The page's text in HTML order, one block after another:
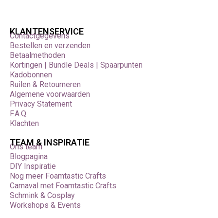
KLANTENSERVICE
Contactgegevens
Bestellen en verzenden
Betaalmethoden
Kortingen | Bundle Deals | Spaarpunten
Kadobonnen
Ruilen & Retourneren
Algemene voorwaarden
Privacy Statement
F.A.Q.
Klachten
TEAM & INSPIRATIE
Ons team
Blogpagina
DIY Inspiratie
Nog meer Foamtastic Crafts
Carnaval met Foamtastic Crafts
Schmink & Cosplay
Workshops & Events